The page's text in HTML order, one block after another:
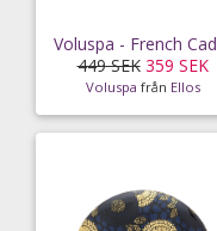
449 SEK 359 SEK
Voluspa från Ellos